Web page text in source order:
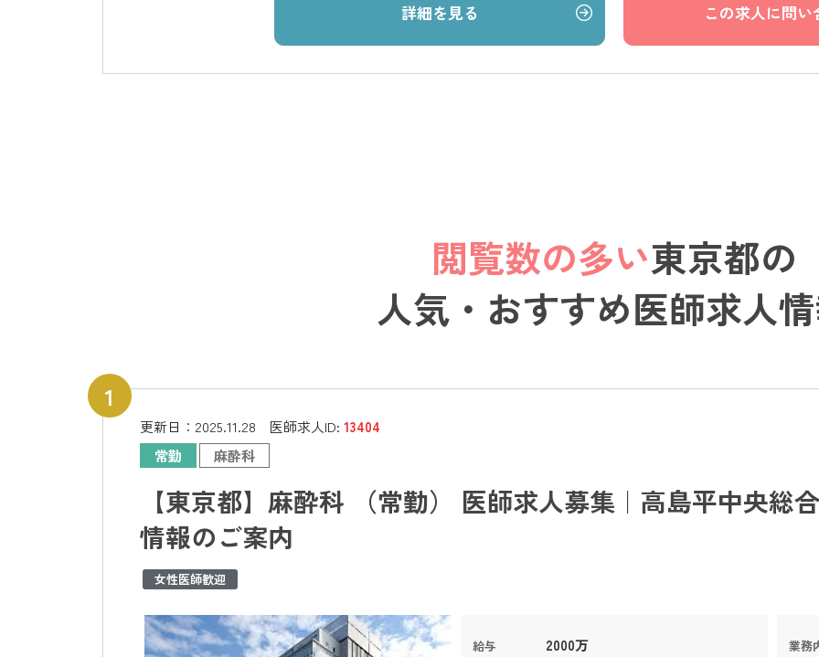
詳細を見る この求人に問い
閲覧数の多い東京都の
人気・おすすめ医師求人
更新日： 2025.11.28 医師求人ID: 13404
常勤
麻酔科
【東京都】麻酔科 （常勤） 医師求人募集｜高島平中央総
情報のご案内
女性医師歓迎
給与 2000万 業務